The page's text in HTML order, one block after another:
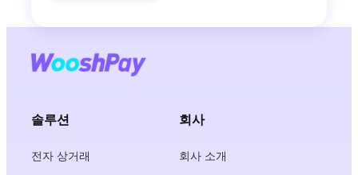
솔루션
전자 상거래
회사
회사 소개